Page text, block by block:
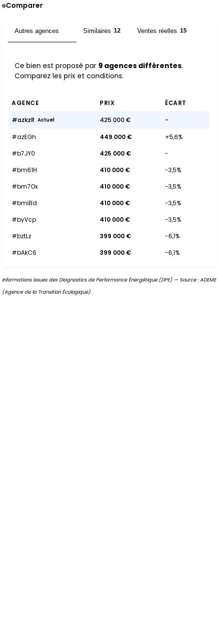
Comparer
Autres agences Similaires 12 Ventes réelles 15
Ce bien est proposé par 9 agences différentes.
Comparez les prix et conditions.
AGENCE PRIX ÉCART
#azkzR Actuel 425 000 € -
#azEGh 449 000 €
+5,6%
#b7JY0
425 000 €
-
#bm61H
410 000 €
-3,5%
#bm7Ox
410 000 €
-3,5%
#bmiBd
410 000 €
-3,5%
#byVcp
410 000 €
-3,5%
#bztLz
399 000 €
-6,1%
#bAkC6
399 000 € -6,1%
Informations issues des Diagnostics de Performance Énergétique (DPE) — Source : ADEME
(Agence de la Transition Écologique).